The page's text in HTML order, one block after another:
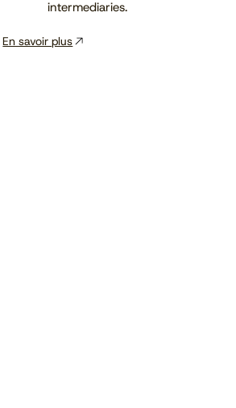
intermediaries.
En savoir plus